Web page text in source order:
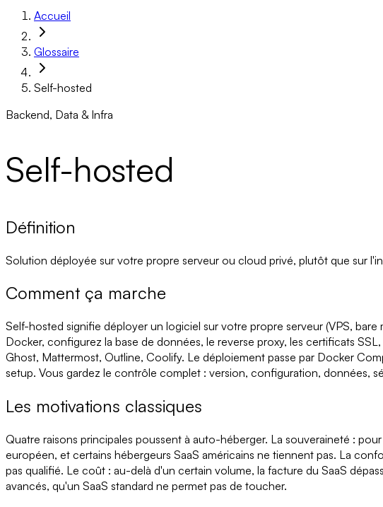
Accueil
Glossaire
Self-hosted
Backend, Data & Infra
Self-hosted
Définition
Solution déployée sur votre propre serveur ou cloud privé, plutôt que sur
Comment ça marche
Self-hosted signifie déployer un logiciel sur votre propre serveur (VPS,
Docker, configurez la base de données, le reverse proxy, les certificats
Ghost, Mattermost, Outline, Coolify. Le déploiement passe par Docker
setup. Vous gardez le contrôle complet : version, configuration, données,
Les motivations classiques
Quatre raisons principales poussent à auto-héberger. La souveraineté :
européen, et certains hébergeurs SaaS américains ne tiennent pas. La
pas qualifié. Le coût : au-delà d'un certain volume, la facture du SaaS
avancés, qu'un SaaS standard ne permet pas de toucher.